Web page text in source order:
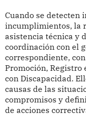
Cuando se detecten
incumplimientos, la
asistencia técnica y
coordinación con el
correspondiente,
Promoción, Registro
con Discapacidad.
causas de las
compromisos y
de acciones